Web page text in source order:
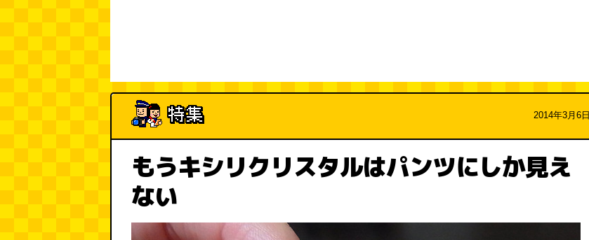
2014年3月6日
もうキシリクリスタルはパンツにしか見え
ない